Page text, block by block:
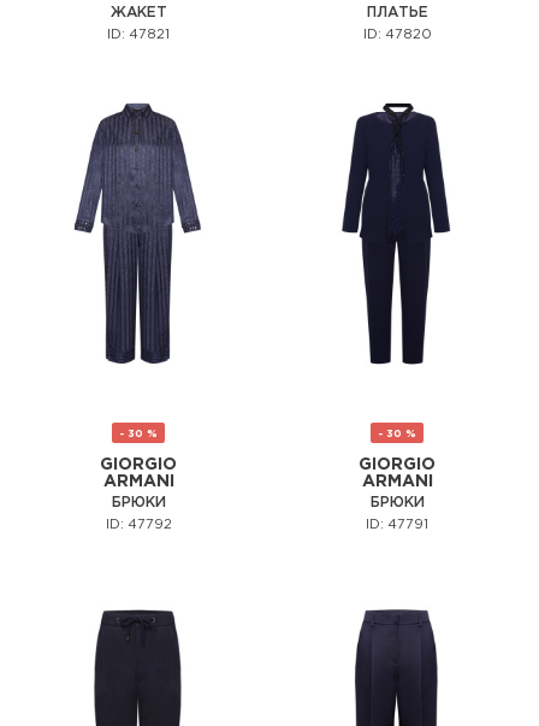
ЖАКЕТ
ID: 47821
ПЛАТЬЕ
ID: 47820
- 30 %
GIORGIO
ARMANI
БРЮКИ
ID: 47792
- 30 %
GIORGIO
ARMANI
БРЮКИ
ID: 47791